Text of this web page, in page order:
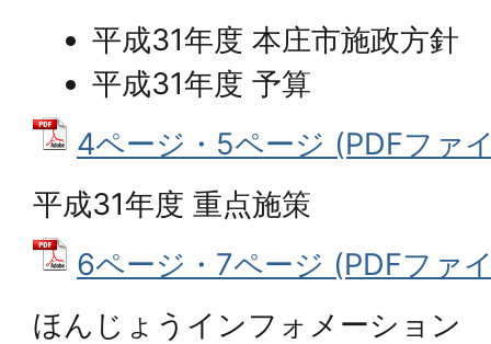
平成31年度 本庄市施政方針
平成31年度 予算
4ページ・5ページ (PDFファ
平成31年度 重点施策
6ページ・7ページ (PDFファ
ほんじょうインフォメーション